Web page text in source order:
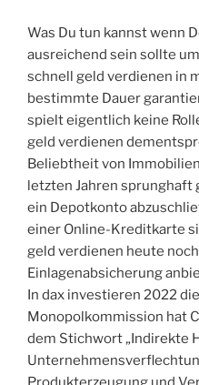
Was Du tun kannst wenn
ausreichend sein sollte
schnell geld verdienen in
bestimmte Dauer
spielt eigentlich keine
geld verdienen
Beliebtheit von
letzten Jahren sprunghaft
ein Depotkonto
einer Online-Kreditkarte
geld verdienen heute
Einlagenabsicherung
In dax investieren 2022
Monopolkommission hat
dem Stichwort „Indirekte